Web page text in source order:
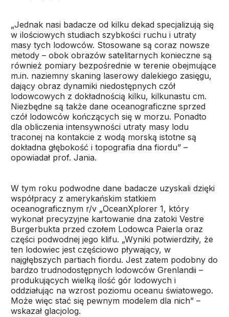
„Jednak nasi badacze od kilku dekad specjalizują się
w ilościowych studiach szybkości ruchu i utraty
masy tych lodowców. Stosowane są coraz nowsze
metody – obok obrazów satelitarnych konieczne są
również pomiary bezpośrednie w terenie obejmujące
m.in. naziemny skaning laserowy dalekiego zasięgu,
dający obraz dynamiki niedostępnych czół
lodowcowych z dokładnością kilku, kilkunastu cm.
Niezbędne są także dane oceanograficzne sprzed
czół lodowców kończących się w morzu. Ponadto
dla obliczenia intensywności utraty masy lodu
traconej na kontakcie z wodą morską istotne są
dokładna głębokość i topografia dna fiordu” –
opowiadał prof. Jania.
W tym roku podwodne dane badacze uzyskali dzięki
współpracy z amerykańskim statkiem
oceanograficznym r/v „OceanXplorer 1, który
wykonał precyzyjne kartowanie dna zatoki Vestre
Burgerbukta przed czołem Lodowca Paierla oraz
części podwodnej jego klifu. „Wyniki potwierdziły, że
ten lodowiec jest częściowo pływający, w
najgłębszych partiach fiordu. Jest zatem podobny do
bardzo trudnodostępnych lodowców Grenlandii –
produkujących wielką ilość gór lodowych i
oddziałując na wzrost poziomu oceanu światowego.
Może więc stać się pewnym modelem dla nich” –
wskazał glacjolog.